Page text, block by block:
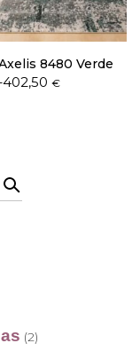
8480 Verde
402,50 €
(2)